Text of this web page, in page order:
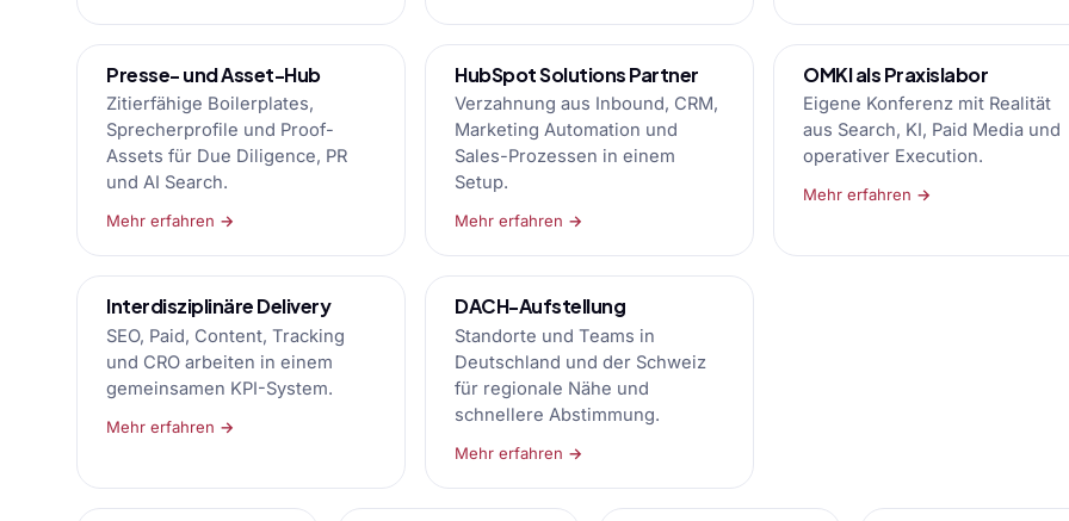
Presse- und Asset-Hub
Zitierfähige Boilerplates,
Sprecherprofile und Proof-
Assets für Due Diligence, PR
und AI Search.
Mehr erfahren →
HubSpot Solutions Partner
Verzahnung aus Inbound, CRM,
Marketing Automation und
Sales-Prozessen in einem
Setup.
Mehr erfahren →
OMKI als Praxislabor
Eigene Konferenz mit Realität
aus Search, KI, Paid Media und
operativer Execution.
Mehr erfahren →
Interdisziplinäre Delivery
SEO, Paid, Content, Tracking
und CRO arbeiten in einem
gemeinsamen KPI-System.
Mehr erfahren →
DACH-Aufstellung
Standorte und Teams in
Deutschland und der Schweiz
für regionale Nähe und
schnellere Abstimmung.
Mehr erfahren →